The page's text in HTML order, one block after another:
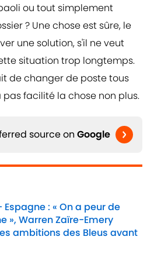
ou tout simplement
? Une chose est sûre, le
une solution, s'il ne veut
situation trop longtemps.
de changer de poste tous
facilité la chose non plus.
source on Google
Espagne : « On a peur de
», Warren Zaïre-Emery
ambitions des Bleus avant
on Invalid Date